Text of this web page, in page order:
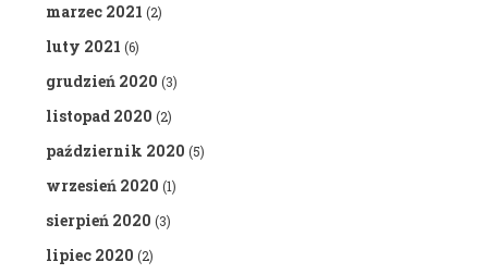
marzec 2021 (2)
luty 2021 (6)
grudzień 2020 (3)
listopad 2020 (2)
październik 2020 (5)
wrzesień 2020 (1)
sierpień 2020 (3)
lipiec 2020 (2)